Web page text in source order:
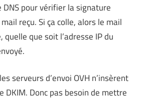
pour vérifier la signature
reçu. Si ça colle, alors le mail
que soit l’adresse IP du
serveurs d’envoi OVH n’insèrent
DKIM. Donc pas besoin de mettre